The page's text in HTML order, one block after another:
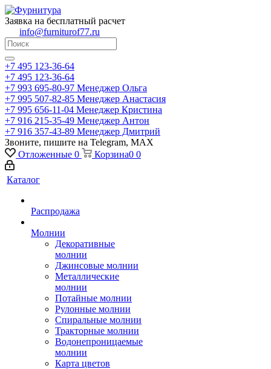
Заявка на бесплатный расчет
info@furniturof77.ru
+7 495 123-36-64
+7 495 123-36-64
+7 993 695-80-97 Менеджер Ольга
+7 995 507-82-85 Менеджер Анастасия
+7 995 656-11-04 Менеджер Кристина
+7 916 215-35-49 Менеджер Антон
+7 916 357-43-89 Менеджер Дмитрий
Звоните, пишите на Telegram, MAX
Отложенные 0 Корзина0 0
Каталог
Распродажа
Молнии
Декоративные
молнии
Джинсовые молнии
Металлические
молнии
Потайные молнии
Рулонные молнии
Спиральные молнии
Тракторные молнии
Водонепроницаемые
молнии
Карта цветов